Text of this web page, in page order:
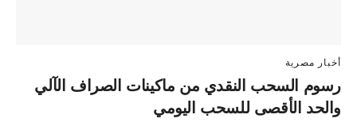
أخبار مصرية
رسوم السحب النقدي من ماكينات الصراف الآلي
والحد الأقصى للسحب اليومي